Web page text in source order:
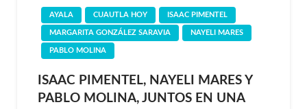
AYALA CUAUTLA HOY ISAAC PIMENTEL
MARGARITA GONZÁLEZ SARAVIA NAYELI MARES
PABLO MOLINA
ISAAC PIMENTEL, NAYELI MARES Y
PABLO MOLINA, JUNTOS EN UNA